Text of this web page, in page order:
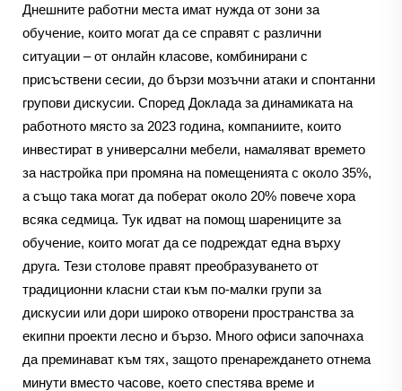
Днешните работни места имат нужда от зони за
обучение, които могат да се справят с различни
ситуации – от онлайн класове, комбинирани с
присъствени сесии, до бързи мозъчни атаки и спонтанни
групови дискусии. Според Доклада за динамиката на
работното място за 2023 година, компаниите, които
инвестират в универсални мебели, намаляват времето
за настройка при промяна на помещенията с около 35%,
а също така могат да поберат около 20% повече хора
всяка седмица. Тук идват на помощ шарениците за
обучение, които могат да се подреждат една върху
друга. Тези столове правят преобразуването от
традиционни класни стаи към по-малки групи за
дискусии или дори широко отворени пространства за
екипни проекти лесно и бързо. Много офиси започнаха
да преминават към тях, защото пренареждането отнема
минути вместо часове, което спестява време и